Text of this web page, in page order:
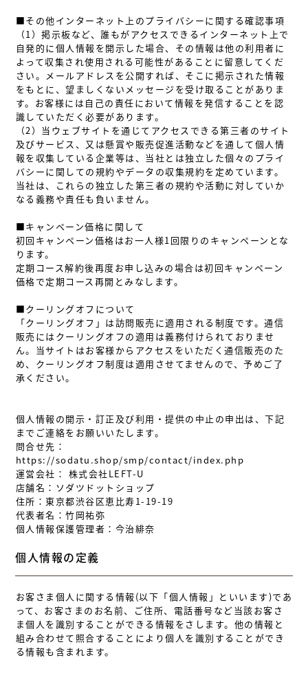
■その他インターネット上のプライバシーに関する確認事項
（1）掲示板など、誰もがアクセスできるインターネット上で
自発的に個人情報を開示した場合、その情報は他の利用者に
よって収集され使用される可能性があることに留意してくだ
さい。メールアドレスを公開すれば、そこに掲示された情報
をもとに、望ましくないメッセージを受け取ることがありま
す。お客様には自己の責任において情報を発信することを認
識していただく必要があります。
（2）当ウェブサイトを通じてアクセスできる第三者のサイト
及びサービス、又は懸賞や販売促進活動などを通して個人情
報を収集している企業等は、当社とは独立した個々のプライ
バシーに関しての規約やデータの収集規約を定めています。
当社は、これらの独立した第三者の規約や活動に対していか
なる義務や責任も負いません。
■キャンペーン価格に関して
初回キャンペーン価格はお一人様1回限りのキャンペーンとな
ります。
定期コース解約後再度お申し込みの場合は初回キャンペーン
価格で定期コース再開とみなします。
■クーリングオフについて
「クーリングオフ」は訪問販売に適用される制度です。通信
販売にはクーリングオフの適用は義務付けられておりませ
ん。当サイトはお客様からアクセスをいただく通信販売のた
め、クーリングオフ制度は適用させてませんので、予めご了
承ください。
個人情報の開示・訂正及び利用・提供の中止の申出は、下記
までご連絡をお願いいたします。
問合せ先：
https://sodatu.shop/smp/contact/index.php
運営会社： 株式会社LEFT-U
店舗名：ソダツドットショップ
住所：東京都渋谷区恵比寿1-19-19
代表者名：竹岡祐弥
個人情報保護管理者：今治緋奈
個人情報の定義
お客さま個人に関する情報(以下「個人情報」といいます)であ
って、お客さまのお名前、ご住所、電話番号など当該お客さ
ま個人を識別することができる情報をさします。他の情報と
組み合わせて照合することにより個人を識別することができ
る情報も含まれます。